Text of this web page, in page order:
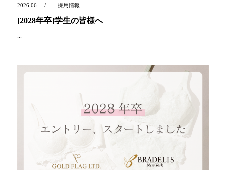
2026.06 採用情報
[2028年卒]学生の皆様へ
...